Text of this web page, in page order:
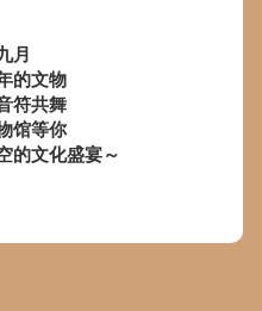
月
的文物
符共舞
馆等你
的文化盛宴～